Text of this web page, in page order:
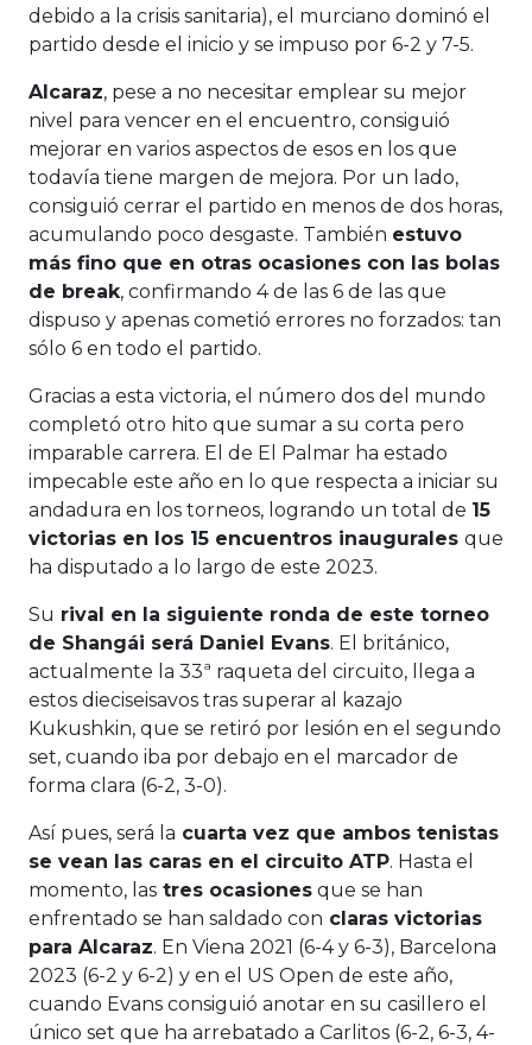
debido a la crisis sanitaria), el murciano dominó el
partido desde el inicio y se impuso por 6-2 y 7-5.
Alcaraz, pese a no necesitar emplear su mejor
nivel para vencer en el encuentro, consiguió
mejorar en varios aspectos de esos en los que
todavía tiene margen de mejora. Por un lado,
consiguió cerrar el partido en menos de dos horas,
acumulando poco desgaste. También estuvo
más fino que en otras ocasiones con las bolas
de break, confirmando 4 de las 6 de las que
dispuso y apenas cometió errores no forzados: tan
sólo 6 en todo el partido.
Gracias a esta victoria, el número dos del mundo
completó otro hito que sumar a su corta pero
imparable carrera. El de El Palmar ha estado
impecable este año en lo que respecta a iniciar su
andadura en los torneos, logrando un total de 15
victorias en los 15 encuentros inaugurales que
ha disputado a lo largo de este 2023.
Su rival en la siguiente ronda de este torneo
de Shangái será Daniel Evans. El británico,
actualmente la 33ª raqueta del circuito, llega a
estos dieciseisavos tras superar al kazajo
Kukushkin, que se retiró por lesión en el segundo
set, cuando iba por debajo en el marcador de
forma clara (6-2, 3-0).
Así pues, será la cuarta vez que ambos tenistas
se vean las caras en el circuito ATP. Hasta el
momento, las tres ocasiones que se han
enfrentado se han saldado con claras victorias
para Alcaraz. En Viena 2021 (6-4 y 6-3), Barcelona
2023 (6-2 y 6-2) y en el US Open de este año,
cuando Evans consiguió anotar en su casillero el
único set que ha arrebatado a Carlitos (6-2, 6-3, 4-